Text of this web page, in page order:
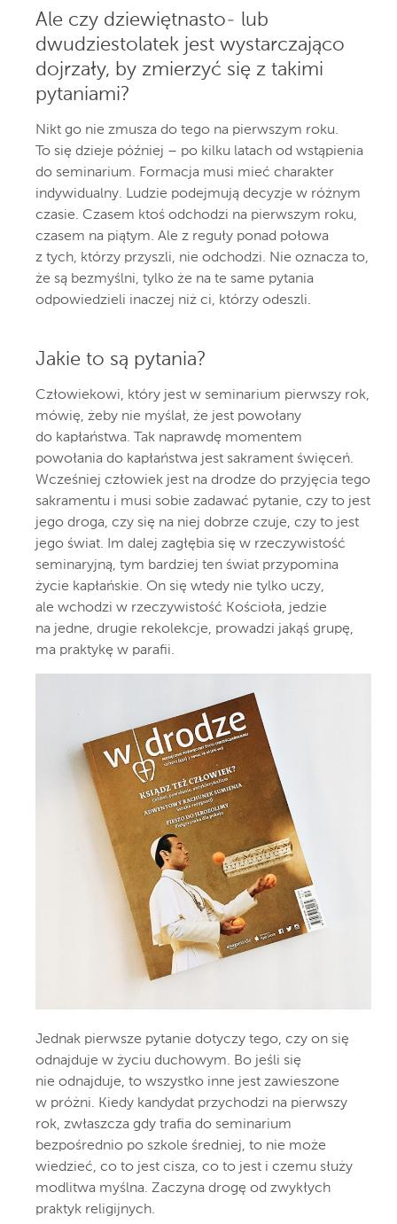
Ale czy dziewiętnasto- lub
dwudziestolatek jest wystarczająco
dojrzały, by zmierzyć się z takimi
pytaniami?
Nikt go nie zmusza do tego na pierwszym roku.
To się dzieje później – po kilku latach od wstąpienia
do seminarium. Formacja musi mieć charakter
indywidualny. Ludzie podejmują decyzje w różnym
czasie. Czasem ktoś odchodzi na pierwszym roku,
czasem na piątym. Ale z reguły ponad połowa
z tych, którzy przyszli, nie odchodzi. Nie oznacza to,
że są bezmyślni, tylko że na te same pytania
odpowiedzieli inaczej niż ci, którzy odeszli.
Jakie to są pytania?
Człowiekowi, który jest w seminarium pierwszy rok,
mówię, żeby nie myślał, że jest powołany
do kapłaństwa. Tak naprawdę momentem
powołania do kapłaństwa jest sakrament święceń.
Wcześniej człowiek jest na drodze do przyjęcia tego
sakramentu i musi sobie zadawać pytanie, czy to jest
jego droga, czy się na niej dobrze czuje, czy to jest
jego świat. Im dalej zagłębia się w rzeczywistość
seminaryjną, tym bardziej ten świat przypomina
życie kapłańskie. On się wtedy nie tylko uczy,
ale wchodzi w rzeczywistość Kościoła, jedzie
na jedne, drugie rekolekcje, prowadzi jakąś grupę,
ma praktykę w parafii.
Jednak pierwsze pytanie dotyczy tego, czy on się
odnajduje w życiu duchowym. Bo jeśli się
nie odnajduje, to wszystko inne jest zawieszone
w próżni. Kiedy kandydat przychodzi na pierwszy
rok, zwłaszcza gdy trafia do seminarium
bezpośrednio po szkole średniej, to nie może
wiedzieć, co to jest cisza, co to jest i czemu służy
modlitwa myślna. Zaczyna drogę od zwykłych
praktyk religijnych.